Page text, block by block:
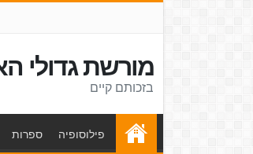
מורשת גדולי
בזכותם קיים
פילוסופיה ספרות